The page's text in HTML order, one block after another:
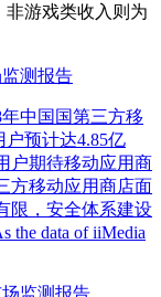
非游戏类收入则为
测报告
年中国国第三方移
户预计达4.85亿
户期待移动应用商
方移动应用商店面
限，安全体系建设
the data of iiMedia